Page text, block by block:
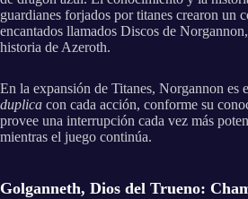
guardianes forjados por titanes crearon un
encantados llamados Discos de
historia de Azeroth.
En la expansión de Titanes, Norgannon es
duplica con cada acción, conforme su
provee una interrupción cada vez más
mientras el juego continúa.
Golganneth, Dios del Trueno: